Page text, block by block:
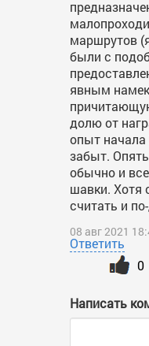
маршрутов
были с
явным
долю от
опыт
забыт.
обычно и
шавки. Хотя
считать и
08 авг 2021
Ответить
0
Написать